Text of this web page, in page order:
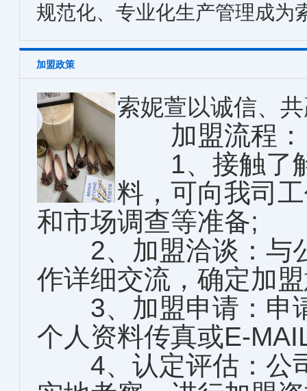
规范化、专业化生产管理成为
加盟政策
索妮萱以诚信、
加盟流程：
1、接触了解
料，可向我司
和市场调查等准备;
2、加盟洽谈：与
作详细交流，确定加
3、加盟申请：申
个人资料传真或E-
4、认定评估：公